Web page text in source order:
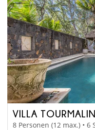
VILLA
8 Personen (12 max.) •